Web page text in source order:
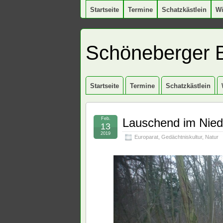
Startseite Termine Schatzkästlein
Schöneberger
Startseite Termine Schatzkästlein
Lauschend im
Europarat Gedächtniskultur, Natur
Feb.
13
2019